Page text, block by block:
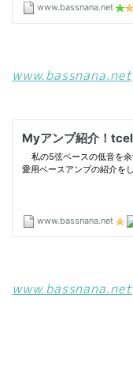
www.bassnana.net
www.bassnana.net